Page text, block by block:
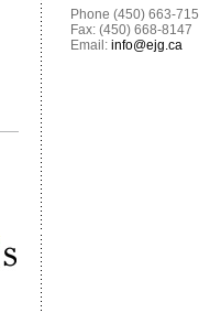
Phone (450) 663-
Fax: (450) 668-8147
Email: info@ejg.ca